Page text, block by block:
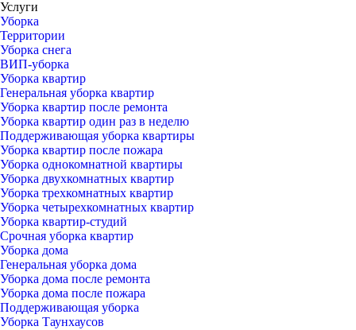
Услуги
Уборка
Территории
Уборка снега
ВИП-уборка
Уборка квартир
Генеральная уборка квартир
Уборка квартир после ремонта
Уборка квартир один раз в неделю
Поддерживающая уборка квартиры
Уборка квартир после пожара
Уборка однокомнатной квартиры
Уборка двухкомнатных квартир
Уборка трехкомнатных квартир
Уборка четырехкомнатных квартир
Уборка квартир-студий
Срочная уборка квартир
Уборка дома
Генеральная уборка дома
Уборка дома после ремонта
Уборка дома после пожара
Поддерживающая уборка
Уборка Таунхаусов